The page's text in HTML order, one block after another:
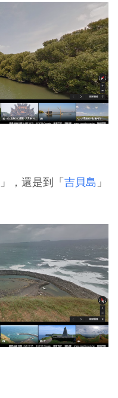
」，還是到「吉貝島 」